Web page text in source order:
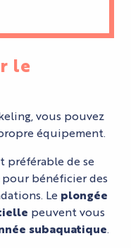
le
vous pouvez
équipement.
préférable de se
bénéficier des
Le plongée
peuvent vous
subaquatique.